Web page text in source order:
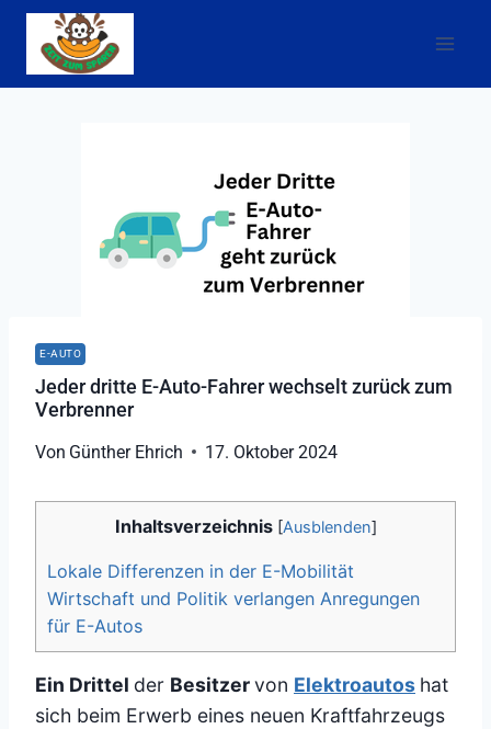
Zum
Inhalt
springen
E-AUTO
Jeder dritte E-Auto-Fahrer wechselt zurück zum
Verbrenner
Von Günther Ehrich 17. Oktober 2024
Inhaltsverzeichnis [Ausblenden]
Lokale Differenzen in der E-Mobilität
Wirtschaft und Politik verlangen Anregungen
für E-Autos
Ein Drittel der Besitzervon Elektroautos hat
sich beim Erwerb eines neuen Kraftfahrzeugs